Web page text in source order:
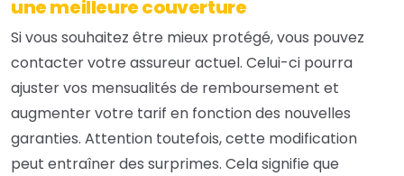
une meilleure couverture
Si vous souhaitez être mieux protégé, vous pouvez
contacter votre assureur actuel. Celui-ci pourra
ajuster vos mensualités de remboursement et
augmenter votre tarif en fonction des nouvelles
garanties. Attention toutefois, cette modification
peut entraîner des surprimes. Cela signifie que